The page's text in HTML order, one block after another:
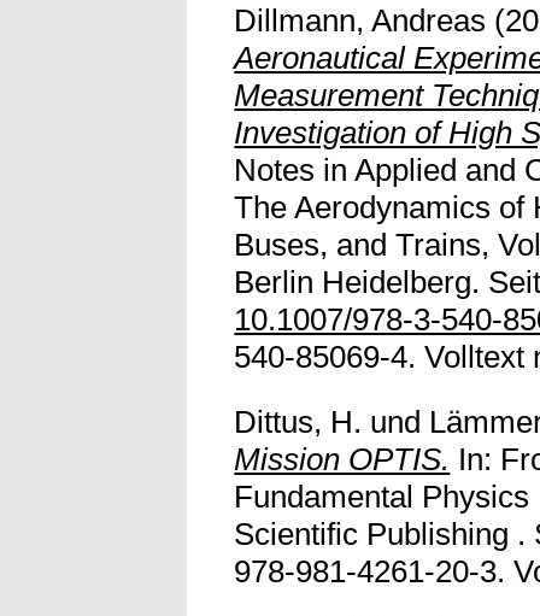
Dillmann, Andreas
Aeronautical
Measurement
Investigation of High
Notes in Applied and
The Aerodynamics of
Buses, and Trains,
Berlin Heidelberg.
10.1007/978-3-540-
540-85069-4. Volltext
Dittus, H. und
Mission OPTIS. In:
Fundamental
Scientific Publishing .
978-981-4261-20-3.